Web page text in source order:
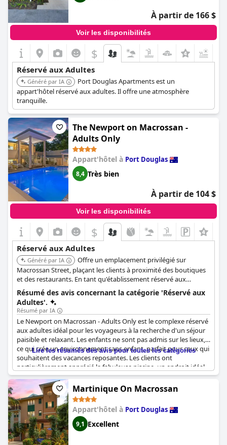
À partir de 166 $
Voir les disponibilités
$
Réservé aux Adultes
Généré par IA
Port Douglas Apartments est un
appart'hôtel réservé aux adultes. Il offre une atmosphère
tranquille.
The Newport on Macrossan -
Adults Only
Appart'hôtel à Port Douglas
8,4 Très bien
À partir de 104 $
Voir les disponibilités
$
Réservé aux Adultes
Généré par IA
Offre un emplacement privilégié sur
Macrossan Street, plaçant les clients à proximité des boutiques
et des restaurants. En tant qu'établissement réservé aux
adultes, il assure une expérience paisible et exclusive.
Résumé des avis concernant la catégorie 'Réservé aux
Adultes'.
Résumé par IA
Le Newport on Macrossan - Adults Only est le complexe réservé
aux adultes idéal pour les voyageurs à la recherche d'un séjour
paisible et relaxant. Les enfants ne sont pas admis sur les lieux,
ce qui crée un environnement sans enfant, parfait pour ceux qui
souhaitent des vacances reposantes. Les clients ont
particulièrement apprécié la fabuleuse piscine, un endroit idéal
pour se détendre et échapper à l'agitation de la vie quotidienne.
La politique d'absence d'enfants assure une atmosphère sereine
et tranquille dans tout l'hôtel. C'était agréable d'avoir deux
téléviseurs dans la chambre, chacun avec une application Netflix
gratuite ; un excellent moyen de se détendre après une journée
d'exploration des magnifiques environs. Dans l'ensemble, les
clients ont adoré le fait que l'hôtel soit sans enfant, ce qui le
rend parfait pour une escapade réservée aux adultes.
Lire les résumés des avis pour toutes les catégories
Martinique On Macrossan
Appart'hôtel à Port Douglas
9,1 Excellent